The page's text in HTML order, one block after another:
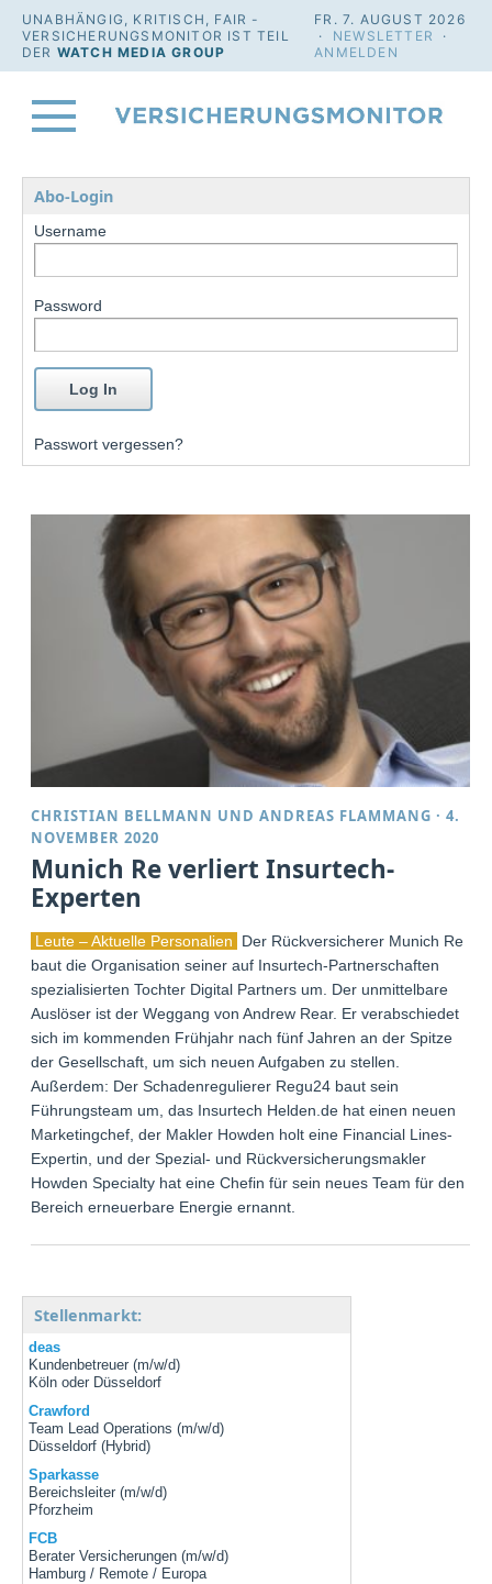
UNABHÄNGIG, KRITISCH, FAIR -
VERSICHERUNGSMONITOR IST TEIL
DER WATCH MEDIA GROUP
FR. 7. AUGUST 2026
· NEWSLETTER
·
ANMELDEN
Abo-Login
Username
Password
Passwort vergessen?
CHRISTIAN BELLMANN UNDANDREAS FLAMMANG ·4.
NOVEMBER 2020
Munich Re verliert Insurtech-
Experten
Leute – Aktuelle Personalien
Der Rückversicherer Munich Re
baut die Organisation seiner auf Insurtech-Partnerschaften
spezialisierten Tochter Digital Partners um. Der unmittelbare
Auslöser ist der Weggang von Andrew Rear. Er verabschiedet
sich im kommenden Frühjahr nach fünf Jahren an der Spitze
der Gesellschaft, um sich neuen Aufgaben zu stellen.
Außerdem: Der Schadenregulierer Regu24 baut sein
Führungsteam um, das Insurtech Helden.de hat einen neuen
Marketingchef, der Makler Howden holt eine Financial Lines-
Expertin, und der Spezial- und Rückversicherungsmakler
Howden Specialty hat eine Chefin für sein neues Team für den
Bereich erneuerbare Energie ernannt.
Stellenmarkt:
deas
Kundenbetreuer (m/w/d)
Köln oder Düsseldorf
Crawford
Team Lead Operations (m/w/d)
Düsseldorf (Hybrid)
Sparkasse
Bereichsleiter (m/w/d)
Pforzheim
FCB
Berater Versicherungen (m/w/d)
Hamburg / Remote / Europa